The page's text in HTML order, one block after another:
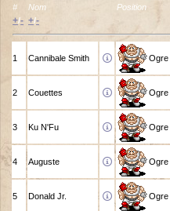
#
Nom Position
+/- +/-
1 Cannibale Smith Ogre
2 Couettes Ogre
3 Ku N'Fu Ogre
4 Auguste Ogre
5 Donald Jr. Ogre